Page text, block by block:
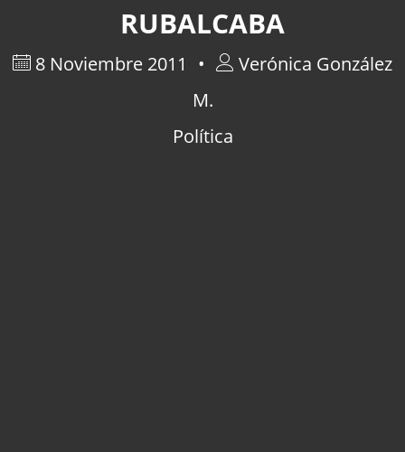
RUBALCABA
8 Noviembre 2011
Verónica González
M.
Política